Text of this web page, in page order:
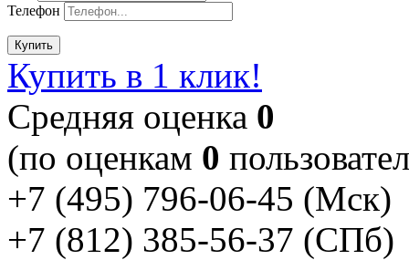
Телефон
Купить
Купить в 1 клик!
Cредняя оценка 0
(по оценкам 0
+7 (495) 796-06-45 (Мск)
+7 (812) 385-56-37 (СПб)